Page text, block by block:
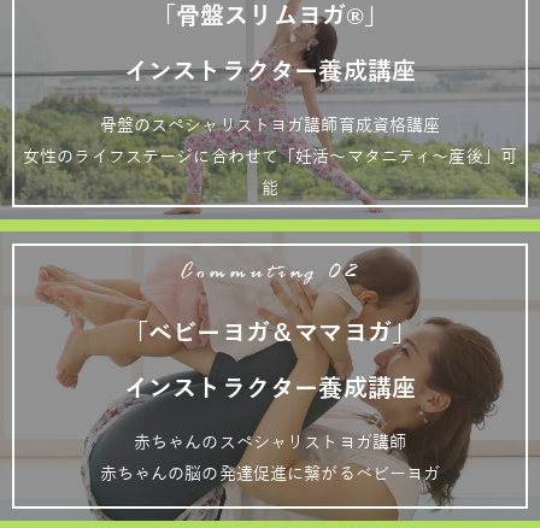
「骨盤スリムヨガ®」
インストラクター養成講座
骨盤のスペシャリストヨガ講師育成資格講座
女性のライフステージに合わせて「妊活～マタニティ～産後」可
能
Commuting 02
「ベビーヨガ＆ママヨガ」
インストラクター養成講座
赤ちゃんのスペシャリストヨガ講師
赤ちゃんの脳の発達促進に繋がるベビーヨガ